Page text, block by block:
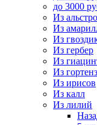
до 3000
Из
Из
Из
Из гербер
Из
Из
Из ирисов
Из калл
Из лилий